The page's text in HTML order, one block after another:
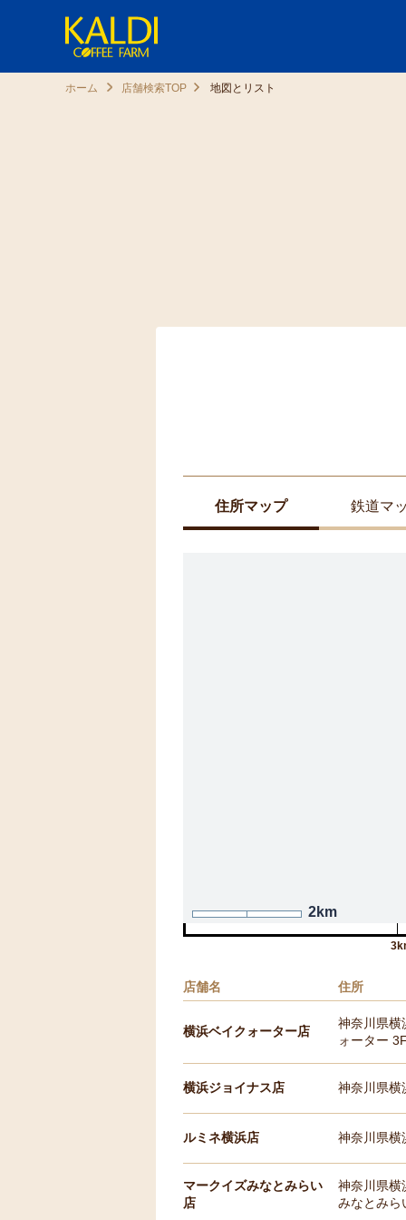
ホーム 店舗検索TOP 地図とリスト
住所マップ 鉄道マ
2km
店舗名 住所
横浜ベイクォーター店
神奈川県
ォーター 3F
横浜ジョイナス店 神奈川県
ルミネ横浜店 神奈川県
マークイズみなとみらい
店
神奈川県
みなとみら